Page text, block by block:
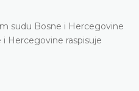
sudu Bosne i Hercegovine
i Hercegovine raspisuje